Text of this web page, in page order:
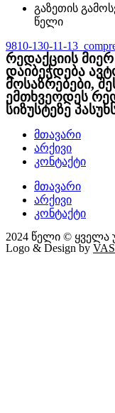
გაზეთის
წელი
9810-130-11-
რედაქციის
დაიბეჭდება
მოსაზრებები,
ემთხვეოდეს
სიზუსტეზე
მთავარი
არქივი
კონტაქტი
მთავარი
არქივი
კონტაქტი
2024 წელი ©
Logo & Design by